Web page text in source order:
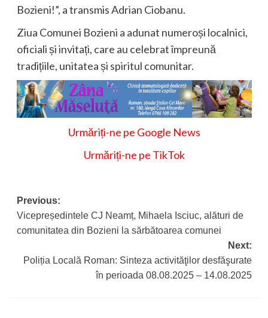
Bozieni!”, a transmis Adrian Ciobanu.
Ziua Comunei Bozieni a adunat numeroși localnici,
oficiali și invitați, care au celebrat împreună
tradițiile, unitatea și spiritul comunitar.
Urmăriți-ne pe Google News
Urmăriți-ne pe TikTok
Post
navigation
Previous:
Vicepreședintele CJ Neamț, Mihaela Isciuc, alături de
comunitatea din Bozieni la sărbătoarea comunei
Next:
Poliția Locală Roman: Sinteza activităţilor desfăşurate
în perioada 08.08.2025 – 14.08.2025